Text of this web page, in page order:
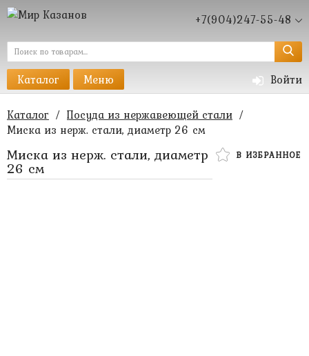
+7(904)247-55-48
Каталог Меню Войти
Каталог / Посуда из нержавеющей стали /
Миска из нерж. стали, диаметр 26 см
В ИЗБРАННОЕ
Миска из нерж. стали, диаметр
26 см